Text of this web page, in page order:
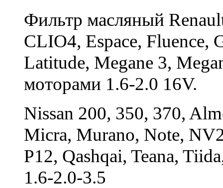
Фильтр масляный
CLIO4, Espace, Fluence,
Latitude, Megane 3,
моторами 1.6-2.0 16V.
Nissan 200, 350, 370,
Micra, Murano, Note,
P12, Qashqai, Teana,
1.6-2.0-3.5